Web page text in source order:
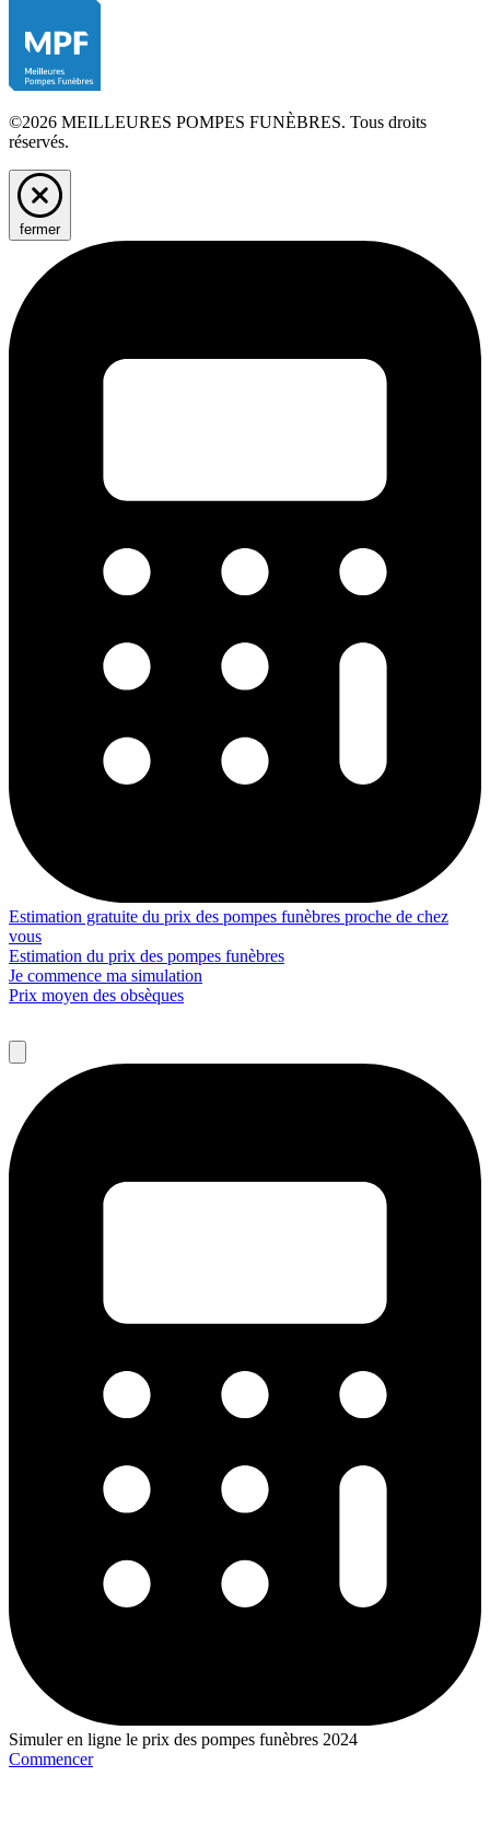
©2026 MEILLEURES POMPES FUNÈBRES. Tous droits
réservés.
fermer
Estimation gratuite du prix des pompes funèbres proche de chez
vous
Estimation du prix des pompes funèbres
Je commence ma simulation
Prix moyen des obsèques
Simuler en ligne le prix des pompes funèbres 2024
Commencer